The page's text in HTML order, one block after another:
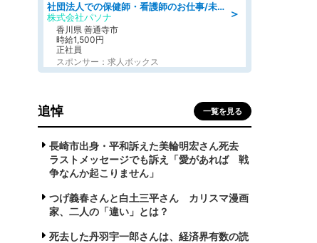
＞
社団法人での保健師・看護師のお仕事/未経験OK/要資格:普通免許、保健師、正看護師
株式会社パソナ
香川県 善通寺市
時給1,500円
正社員
スポンサー：求人ボックス
追悼 一覧を見る
長崎市出身・平和訴えた美輪明宏さん死去
ラストメッセージでも訴え「愛があれば 戦
争なんか起こりません」
つげ義春さんと白土三平さん カリスマ漫画
家、二人の「違い」とは？
死去した丹羽宇一郎さんは、経済界有数の読